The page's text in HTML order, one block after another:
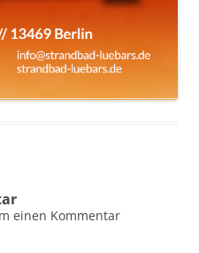
einen Kommentar